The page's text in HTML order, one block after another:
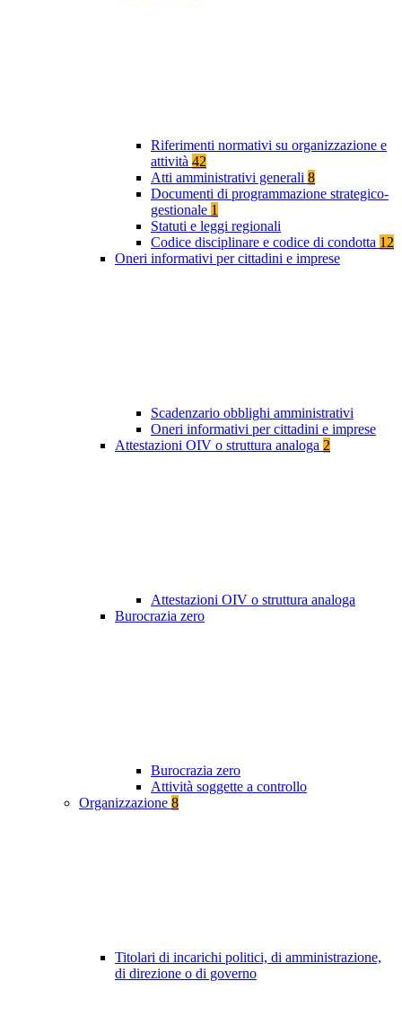
Riferimenti normativi su organizzazione e
attività 42
Atti amministrativi generali 8
Documenti di programmazione strategico-
gestionale 1
Statuti e leggi regionali
Codice disciplinare e codice di condotta 12
Oneri informativi per cittadini e imprese
Scadenzario obblighi amministrativi
Oneri informativi per cittadini e imprese
Attestazioni OIV o struttura analoga 2
Attestazioni OIV o struttura analoga
Burocrazia zero
Burocrazia zero
Attività soggette a controllo
Organizzazione 8
Titolari di incarichi politici, di amministrazione,
di direzione o di governo